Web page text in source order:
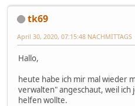
tk69
April 30, 2020, 07:15:48 NACHMITTAGS
Hallo,
heute habe ich mir mal wieder
verwalten" angeschaut, weil
helfen wollte.